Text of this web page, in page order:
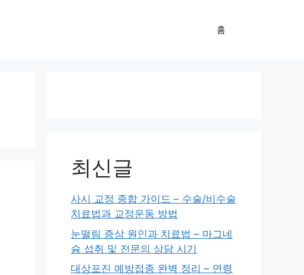
홈
최신글
사시 교정 종합 가이드 – 수술/비수술
치료법과 교정운동 방법
눈떨림 증상 원인과 치료법 – 마그네
슘 섭취 및 전문의 상담 시기
대상포진 예방접종 완벽 정리 – 연령